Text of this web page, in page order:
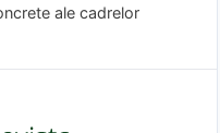
ale cadrelor